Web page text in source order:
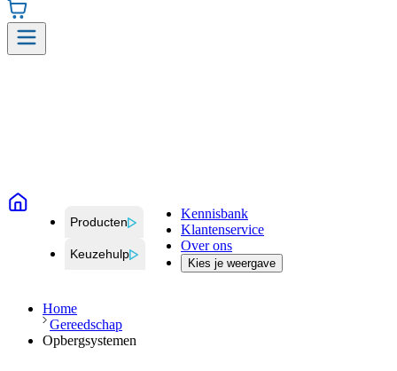
Producten
Keuzehulp
Kennisbank
Klantenservice
Over ons
Kies je weergave
Home
Gereedschap
Opbergsystemen